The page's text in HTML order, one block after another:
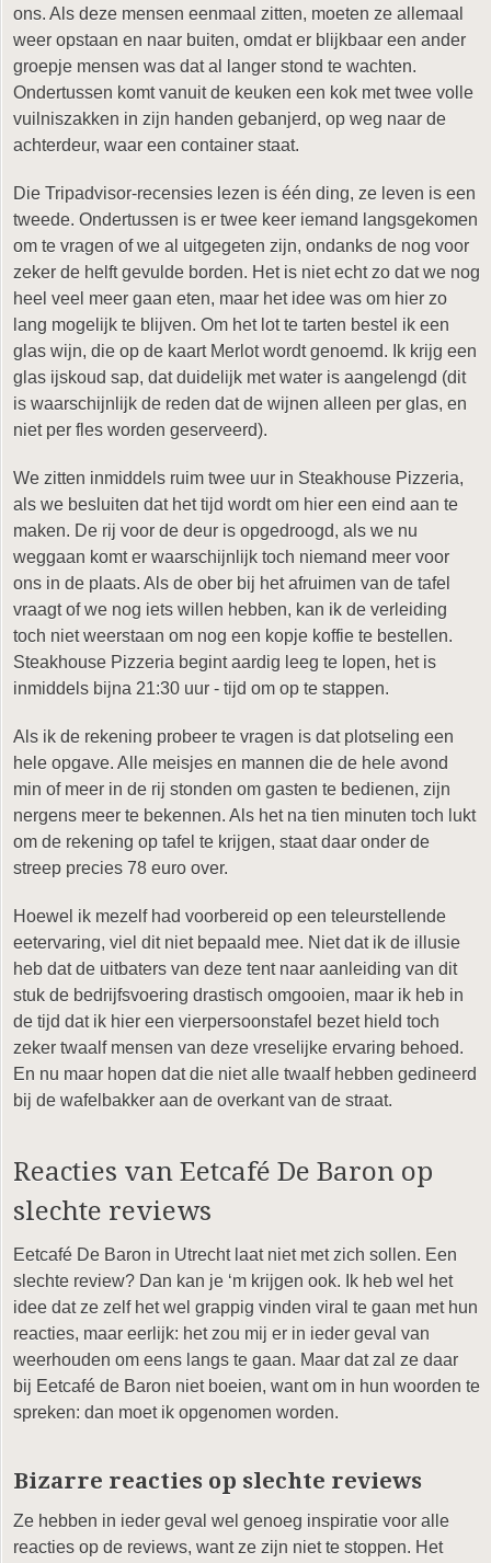
ons. Als deze mensen eenmaal zitten, moeten ze allemaal
weer opstaan en naar buiten, omdat er blijkbaar een ander
groepje mensen was dat al langer stond te wachten.
Ondertussen komt vanuit de keuken een kok met twee volle
vuilniszakken in zijn handen gebanjerd, op weg naar de
achterdeur, waar een container staat.
Die Tripadvisor-recensies lezen is één ding, ze leven is een
tweede. Ondertussen is er twee keer iemand langsgekomen
om te vragen of we al uitgegeten zijn, ondanks de nog voor
zeker de helft gevulde borden. Het is niet echt zo dat we nog
heel veel meer gaan eten, maar het idee was om hier zo
lang mogelijk te blijven. Om het lot te tarten bestel ik een
glas wijn, die op de kaart Merlot wordt genoemd. Ik krijg een
glas ijskoud sap, dat duidelijk met water is aangelengd (dit
is waarschijnlijk de reden dat de wijnen alleen per glas, en
niet per fles worden geserveerd).
We zitten inmiddels ruim twee uur in Steakhouse Pizzeria,
als we besluiten dat het tijd wordt om hier een eind aan te
maken. De rij voor de deur is opgedroogd, als we nu
weggaan komt er waarschijnlijk toch niemand meer voor
ons in de plaats. Als de ober bij het afruimen van de tafel
vraagt of we nog iets willen hebben, kan ik de verleiding
toch niet weerstaan om nog een kopje koffie te bestellen.
Steakhouse Pizzeria begint aardig leeg te lopen, het is
inmiddels bijna 21:30 uur - tijd om op te stappen.
Als ik de rekening probeer te vragen is dat plotseling een
hele opgave. Alle meisjes en mannen die de hele avond
min of meer in de rij stonden om gasten te bedienen, zijn
nergens meer te bekennen. Als het na tien minuten toch lukt
om de rekening op tafel te krijgen, staat daar onder de
streep precies 78 euro over.
Hoewel ik mezelf had voorbereid op een teleurstellende
eetervaring, viel dit niet bepaald mee. Niet dat ik de illusie
heb dat de uitbaters van deze tent naar aanleiding van dit
stuk de bedrijfsvoering drastisch omgooien, maar ik heb in
de tijd dat ik hier een vierpersoonstafel bezet hield toch
zeker twaalf mensen van deze vreselijke ervaring behoed.
En nu maar hopen dat die niet alle twaalf hebben gedineerd
bij de wafelbakker aan de overkant van de straat.
Reacties van Eetcafé De Baron op
slechte reviews
Eetcafé De Baron in Utrecht laat niet met zich sollen. Een
slechte review? Dan kan je ‘m krijgen ook. Ik heb wel het
idee dat ze zelf het wel grappig vinden viral te gaan met hun
reacties, maar eerlijk: het zou mij er in ieder geval van
weerhouden om eens langs te gaan. Maar dat zal ze daar
bij Eetcafé de Baron niet boeien, want om in hun woorden te
spreken: dan moet ik opgenomen worden.
Bizarre reacties op slechte reviews
Ze hebben in ieder geval wel genoeg inspiratie voor alle
reacties op de reviews, want ze zijn niet te stoppen. Het